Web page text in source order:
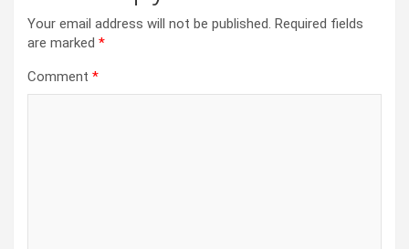
Your email address will not be published. Required fields
are marked *
Comment *